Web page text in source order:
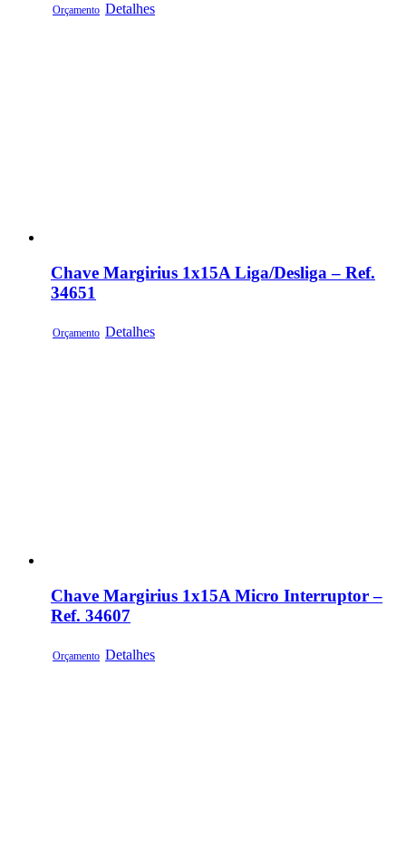
Orçamento Detalhes
Chave Margirius 1x15A Liga/Desliga – Ref.
34651
Orçamento Detalhes
Chave Margirius 1x15A Micro Interruptor –
Ref. 34607
Orçamento Detalhes